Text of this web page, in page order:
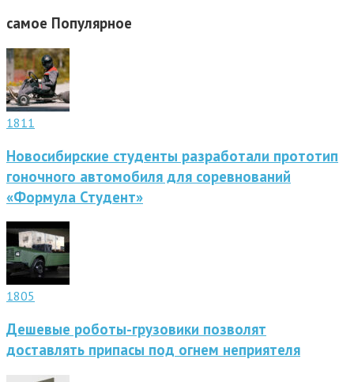
самое Популярное
1811
Новосибирские студенты разработали прототип
гоночного автомобиля для соревнований
«Формула Студент»
1805
Дешевые роботы-грузовики позволят
доставлять припасы под огнем неприятеля